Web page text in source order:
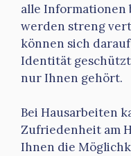
alle Informationen
werden streng
können sich
Identität
nur Ihnen gehört.
Bei Hausarbeiten
Zufriedenheit am
Ihnen die